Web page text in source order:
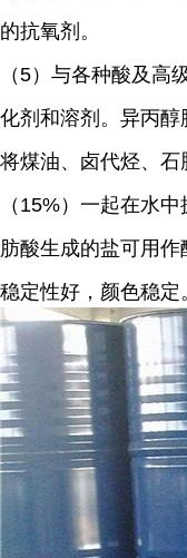
的抗氧剂。
（5）与各种酸及高
化剂和溶剂。异丙醇
将煤油、卤代烃、
（15%）一起在水
肪酸生成的盐可用
稳定性好，颜色稳定